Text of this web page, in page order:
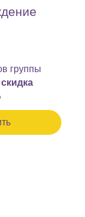
группы
скидка